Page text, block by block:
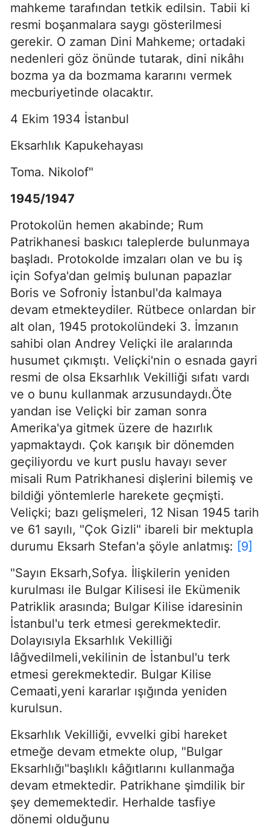
mahkeme tarafından tetkik edilsin. Tabii ki
resmi boşanmalara saygı gösterilmesi
gerekir. O zaman Dini Mahkeme; ortadaki
nedenleri göz önünde tutarak, dini nikâhı
bozma ya da bozmama kararını vermek
mecburiyetinde olacaktır.
4 Ekim 1934 İstanbul
Eksarhlık Kapukehayası
Toma. Nikolof"
1945/1947
Protokolün hemen akabinde; Rum
Patrikhanesi baskıcı taleplerde bulunmaya
başladı. Protokolde imzaları olan ve bu iş
için Sofya'dan gelmiş bulunan papazlar
Boris ve Sofroniy İstanbul'da kalmaya
devam etmekteydiler. Rütbece onlardan bir
alt olan, 1945 protokolündeki 3. İmzanın
sahibi olan Andrey Veliçki ile aralarında
husumet çıkmıştı. Veliçki'nin o esnada gayri
resmi de olsa Eksarhlık Vekilliği sıfatı vardı
ve o bunu kullanmak arzusundaydı.Öte
yandan ise Veliçki bir zaman sonra
Amerika'ya gitmek üzere de hazırlık
yapmaktaydı. Çok karışık bir dönemden
geçiliyordu ve kurt puslu havayı sever
misali Rum Patrikhanesi dişlerini bilemiş ve
bildiği yöntemlerle harekete geçmişti.
Veliçki; bazı gelişmeleri, 12 Nisan 1945 tarih
ve 61 sayılı, "Çok Gizli" ibareli bir mektupla
durumu Eksarh Stefan'a şöyle anlatmış: [9]
"Sayın Eksarh,Sofya. İlişkilerin yeniden
kurulması ile Bulgar Kilisesi ile Ekümenik
Patrik­lik arasında; Bulgar Kilise idaresinin
İstanbul'u terk etmesi gerekmektedir.
Dolayısıyla Eksarhlık Vekilliği
lâğvedilmeli,vekilinin de İstanbul'u terk
etmesi gerekmektedir. Bulgar Kilise
Cemaati,yeni kararlar ışığında yeniden
kurulsun.
Eksarhlık Vekilliği, evvelki gibi hareket
etmeğe devam etmekte olup, "Bulgar
Eksarhlığı"başlıklı kâğıtlarını kullanmağa
devam etmektedir. Patrikhane şimdilik bir
şey dememektedir. Herhalde tasfiye
dönemi olduğunu